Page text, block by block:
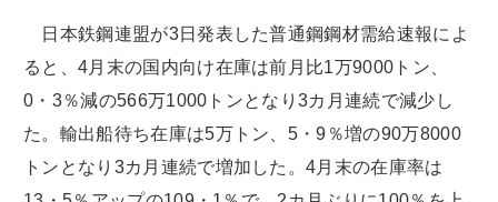
日本鉄鋼連盟が3日発表した普通鋼鋼材需給速報によ
ると、4月末の国内向け在庫は前月比1万9000トン、
0・3％減の566万1000トンとなり3カ月連続で減少し
た。輸出船待ち在庫は5万トン、5・9％増の90万8000
トンとなり3カ月連続で増加した。4月末の在庫率は